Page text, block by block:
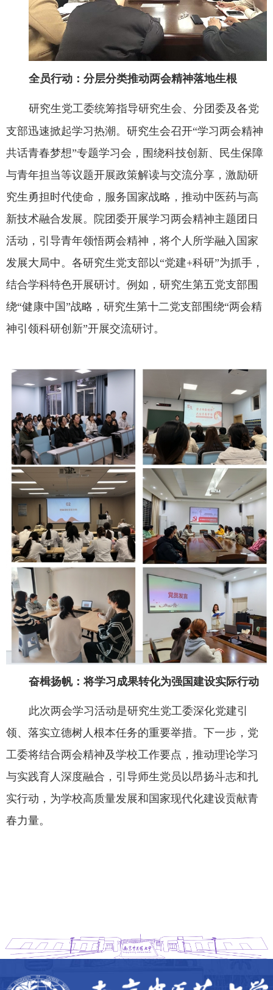
全员行动：分层分类推动两会精神落地生根
研究生党工委统筹指导研究生会、分团委及各党
支部迅速掀起学习热潮。研究生会召开“学习两会精神
共话青春梦想”专题学习会，围绕科技创新、民生保障
与青年担当等议题开展政策解读与交流分享，激励研
究生勇担时代使命，服务国家战略，推动中医药与高
新技术融合发展。院团委开展学习两会精神主题团日
活动，引导青年领悟两会精神，将个人所学融入国家
发展大局中。各研究生党支部以“党建+科研”为抓手，
结合学科特色开展研讨。例如，研究生第五党支部围
绕“健康中国”战略，研究生第十二党支部围绕“两会精
神引领科研创新”开展交流研讨。
奋楫扬帆：将学习成果转化为强国建设实际行动
此次两会学习活动是研究生党工委深化党建引
领、落实立德树人根本任务的重要举措。下一步，党
工委将结合两会精神及学校工作要点，推动理论学习
与实践育人深度融合，引导师生党员以昂扬斗志和扎
实行动，为学校高质量发展和国家现代化建设贡献青
春力量。